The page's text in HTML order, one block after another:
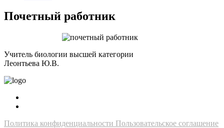
Почетный работник
Учитель биологии высшей категории
Леонтьева Ю.В.
Политика конфиденциальности Пользовательское соглашение